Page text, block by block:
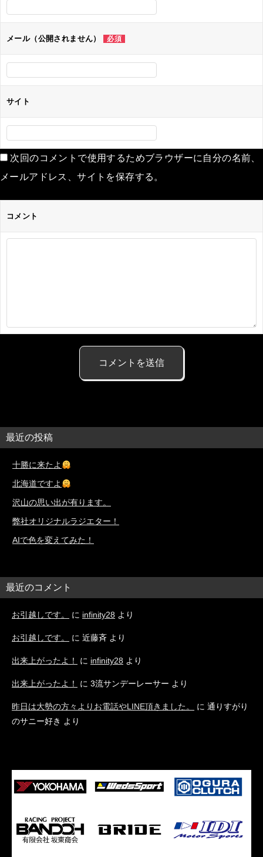
ョ
ンメール（公開されません） 必須
サイト
次回のコメントで使用するためブラウザーに自分の名前、
メールアドレス、サイトを保存する。
コメント
最近の投稿
十勝に来たよ
北海道ですよ
沢山の思い出が有ります。
弊社オリジナルラジエター！
AIで色を変えてみた！
最近のコメント
お引越しです。 に infinity28 より
お引越しです。 に 近藤斉 より
出来上がったよ！ に infinity28 より
出来上がったよ！ に 3流サンデーレーサー より
昨日は大勢の方々よりお電話やLINE頂きました。 に 通りすがり
のサニー好き より